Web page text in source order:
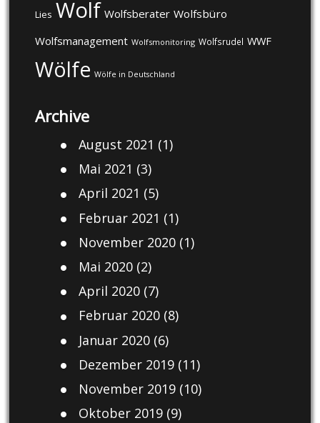
Lies Wolf Wolfsberater Wolfsbüro
Wolfsmanagement Wolfsmonitoring Wolfsrudel WWF
Wölfe Wölfe in Deutschland
Archive
August 2021 (1)
Mai 2021 (3)
April 2021 (5)
Februar 2021 (1)
November 2020(1)
Mai 2020(2)
April 2020(7)
Februar 2020(8)
Januar 2020(6)
Dezember 2019(11)
November 2019(10)
Oktober 2019(9)